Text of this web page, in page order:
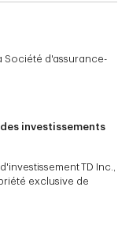
Société d'assurance-
investissements
TD Inc.,
exclusive de